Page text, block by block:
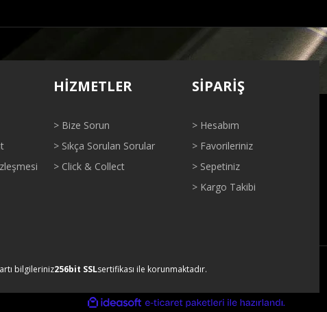
ve diğer konularda yetersiz gördüğünüz noktaları öneri formunu kullanarak
Gönder
HİZMETLER
> Bize Sorun
> Sıkça Sorulan Sorular
> Click & Collect
SİPARİŞ
> Hesabım
> Favorileriniz
> Sepetiniz
> Kargo Takibi
bilgileriniz256bit SSLsertifikası ile korunmaktadır.
ideasoft
e-